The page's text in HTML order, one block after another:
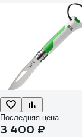
Последняя цена
3 400 ₽